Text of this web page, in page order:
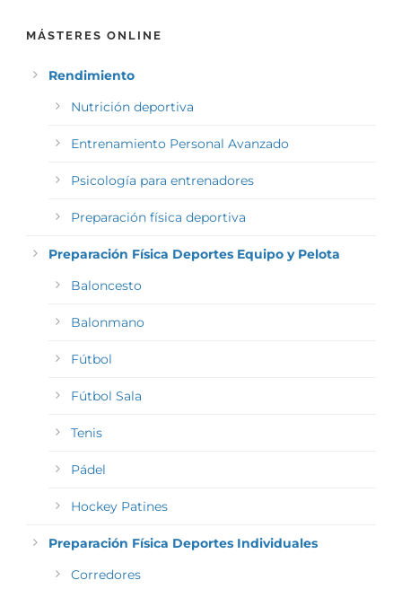
MÁSTERES ONLINE
Rendimiento
Nutrición deportiva
Entrenamiento Personal Avanzado
Psicología para entrenadores
Preparación física deportiva
Preparación Física Deportes Equipo y Pelota
Baloncesto
Balonmano
Fútbol
Fútbol Sala
Tenis
Pádel
Hockey Patines
Preparación Física Deportes Individuales
Corredores